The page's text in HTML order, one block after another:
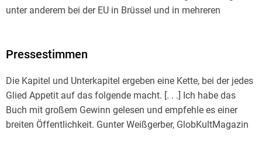
unter anderem bei der EU in Brüssel und in mehreren
des »Bonner Aufrufs zur Reform der Entwicklungshilfe« und
Pressestimmen
Die Kapitel und Unterkapitel ergeben eine Kette, bei der jedes
Glied Appetit auf das folgende macht. [. . .] Ich habe das
Buch mit großem Gewinn gelesen und empfehle es einer
breiten Öffentlichkeit. Gunter Weißgerber, GlobKultMagazin